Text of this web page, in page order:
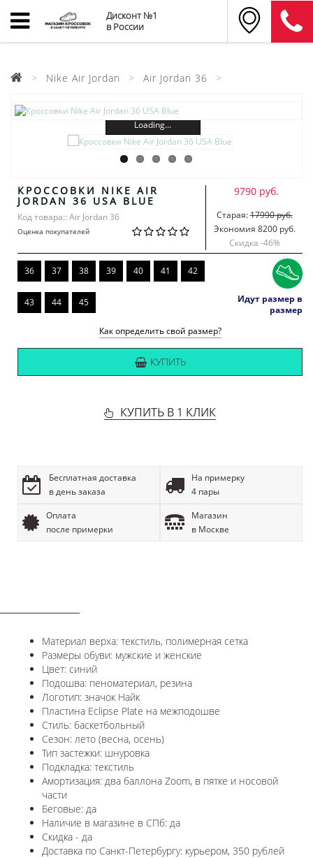
Дисконт №1
в России
Nike Air Jordan Air Jordan 36
Loading...
КРОССОВКИ NIKE AIR
JORDAN 36 USA BLUE
Код товара:: Air Jordan 36
Оценка покупателей
9790 руб.
Старая:17990 руб.
Экономия 8200 руб.
Скидка -46%
36 37 38 39 40 41 42
43 44 45
Идут размер в
размер
Как определить свой размер?
КУПИТЬ
КУПИТЬ В 1 КЛИК
Бесплатная доставка
в день заказа
На примерку
4 пары
Оплата
после примерки
Магазин
в Москве
Материал верха: текстиль, полимерная сетка
Размеры обуви: мужские и женские
Цвет: синий
Подошва: пеноматериал, резина
Логотип: значок Найк
Пластина Eclipse Plate на межподошве
Стиль: баскетбольный
Сезон: лето (весна, осень)
Тип застежки: шнуровка
Подкладка: текстиль
Амортизация: два баллона Zoom, в пятке и носовой
части
Беговые: да
Наличие в магазине в СПб: да
Скидка - да
Доставка по Санкт-Петербургу: курьером, 350 рублей